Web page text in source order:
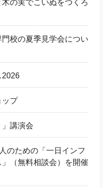
の実でこいぬをつくろ
校の夏季見学会につい
2026
ップ
」講演会
のための「一日インフ
（無料相談会）を開催